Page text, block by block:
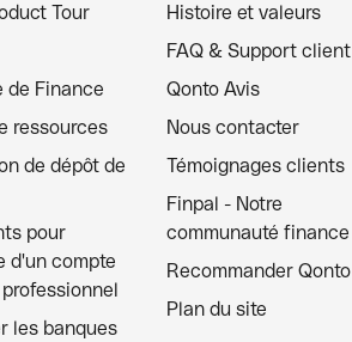
Tour
de Finance
ressources
de dépôt de
pour
d'un compte
les banques
Histoire et valeurs
FAQ & Support client
Qonto Avis
Nous contacter
Témoignages clients
Finpal - Notre
communauté finance
Recommander Qonto
Plan du site